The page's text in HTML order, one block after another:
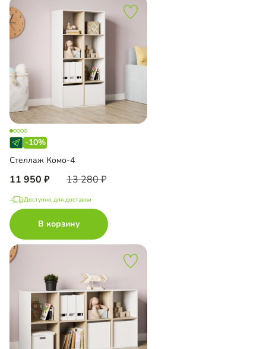
-10%
Стеллаж Комо-4
11 950 13 280
Доступно для доставки
В корзину